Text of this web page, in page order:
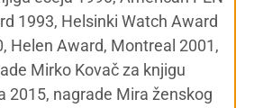
1993, Helsinki Watch Award
Helen Award, Montreal 2001,
Mirko Kovač za knjigu
2015, nagrade Mira ženskog